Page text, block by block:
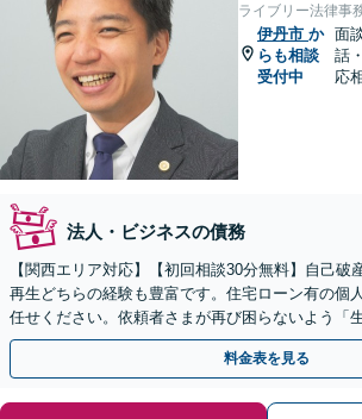
ライブリー法律事
伊丹市 か
らも相談
受付中
面
話
応
法人・ビジネスの債務
【関西エリア対応】【初回相談30分無料】自己破
再生どちらの経験も豊富です。住宅ローン有の個
任せください。依頼者さまが再び困らないよう「
を配り、経済生活を立て直せるようサポートしま
料金表を見る